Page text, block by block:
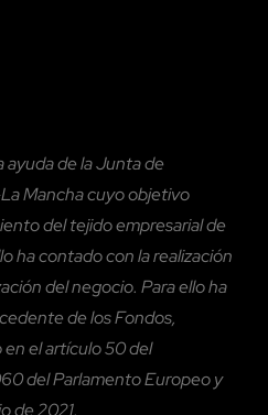
ayuda de la Junta de
Mancha cuyo objetivo
del tejido empresarial de
ha contado con la realización
del negocio. Para ello ha
de los Fondos,
el artículo 50 del
del Parlamento Europeo y
de 2021.